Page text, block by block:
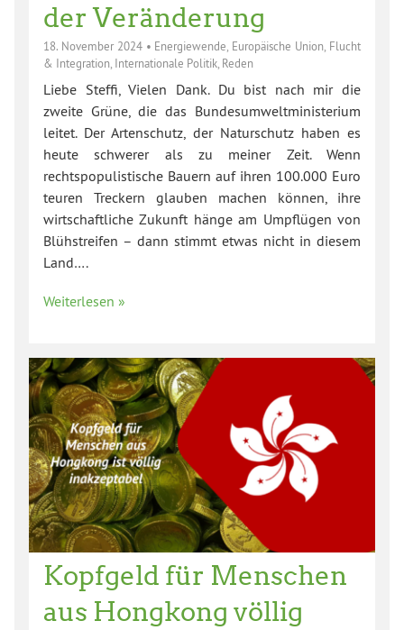
der Veränderung
18. November 2024• Energiewende, Europäische Union, Flucht
& Integration, Internationale Politik, Reden
Liebe Steffi, Vielen Dank. Du bist nach mir die
zweite Grüne, die das Bundesumweltministerium
leitet. Der Artenschutz, der Naturschutz haben es
heute schwerer als zu meiner Zeit. Wenn
rechtspopulistische Bauern auf ihren 100.000 Euro
teuren Treckern glauben machen können, ihre
wirtschaftliche Zukunft hänge am Umpflügen von
Blühstreifen – dann stimmt etwas nicht in diesem
Land….
Weiterlesen »
Kopfgeld für Menschen
aus Hongkong völlig